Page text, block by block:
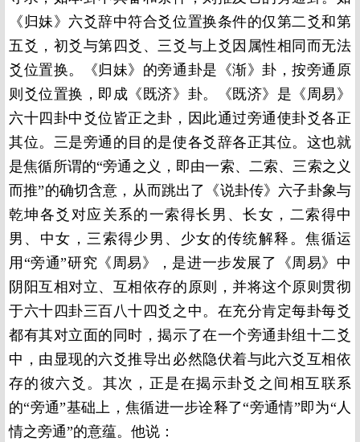
《归妹》六爻辞中符合爻位置换条件的仅第二爻和第
五爻，初爻与第四爻、三爻与上爻因属性相同而无法
爻位置换。《归妹》的旁通卦是《渐》卦，按旁通原
则爻位置换，即成《既济》卦。《既济》是《周易》
六十四卦中爻位皆正之卦，因此通过旁通使卦爻各正
其位。三是旁通的目的是使各爻辞各正其位。这也就
是焦循所谓的“旁通之义，即由一索、二索、三索之义
而推”的确切含意，从而跳出了《说卦传》六子卦象与
乾坤各爻对应关系的一索得长男、长女，二索得中
男、中女，三索得少男、少女的传统解释。焦循运
用“旁通”研究《周易》，是进一步发展了《周易》中
阴阳互相对立、互相依存的原则，并将这个原则贯彻
于六十四卦三百八十四爻之中。在充分肯定每卦每爻
都有其对立面的同时，揭示了在一个旁通卦组十二爻
中，由显现的六爻推导出必然隐伏着与此六爻互相依
存的彼六爻。其次，正是在揭示卦爻之间相互联系
的“旁通”基础上，焦循进一步诠释了“旁通情”即为“人
情之旁通”的意蕴。他说：